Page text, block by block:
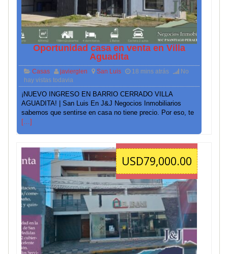
Oportunidad casa en venta en Villa
Aguadita
Casas javierglen San Luis 18 mins atrás
No
hay vistas todavia
¡NUEVO INGRESO EN BARRIO CERRADO VILLA
AGUADITA! | San Luis En J&J Negocios Inmobiliarios
sabemos que sentirse en casa no tiene precio. Por eso, te
[…]
USD79,000.00